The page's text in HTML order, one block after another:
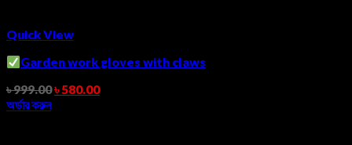
Quick View
Garden work gloves with claws
৳999.00৳580.00
অর্ডার করুন